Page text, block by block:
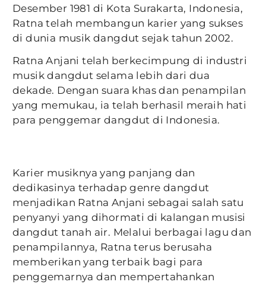
Desember 1981 di Kota Surakarta, Indonesia,
Ratna telah membangun karier yang sukses
di dunia musik dangdut sejak tahun 2002.
Ratna Anjani telah berkecimpung di industri
musik dangdut selama lebih dari dua
dekade. Dengan suara khas dan penampilan
yang memukau, ia telah berhasil meraih hati
para penggemar dangdut di Indonesia.
Karier musiknya yang panjang dan
dedikasinya terhadap genre dangdut
menjadikan Ratna Anjani sebagai salah satu
penyanyi yang dihormati di kalangan musisi
dangdut tanah air. Melalui berbagai lagu dan
penampilannya, Ratna terus berusaha
memberikan yang terbaik bagi para
penggemarnya dan mempertahankan